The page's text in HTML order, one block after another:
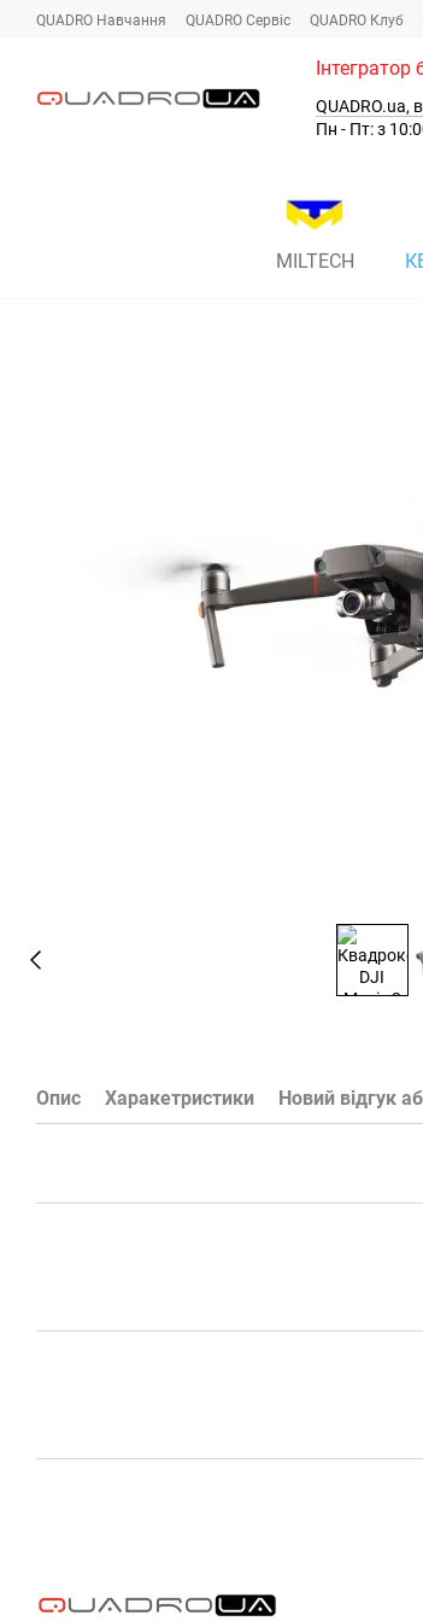
Перейти до основного контенту
QUADRO Навчання QUADRO Сервіc QUADRO Клуб
Інтегратор
Пн - Пт: з
MILTECH
Опис Харакетристики Новий відгук